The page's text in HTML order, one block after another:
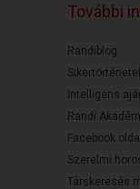
További
Randiblog
Intelligens
Randi
Facebook
Szerelmi
Társkeresés